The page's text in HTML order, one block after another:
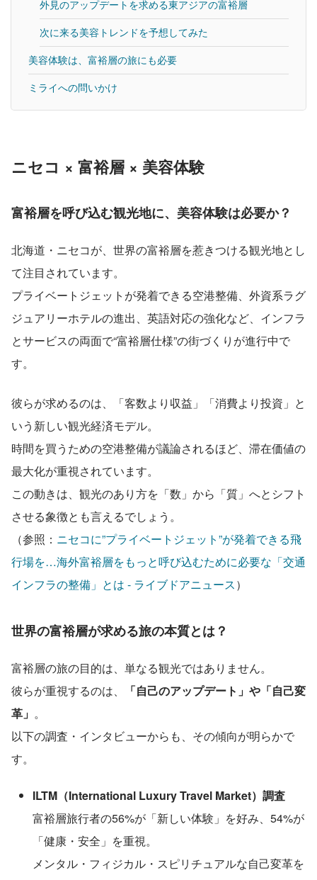
外見のアップデートを求める東アジアの富裕層
次に来る美容トレンドを予想してみた
美容体験は、富裕層の旅にも必要
ミライへの問いかけ
ニセコ × 富裕層 × 美容体験
富裕層を呼び込む観光地に、美容体験は必要か？
北海道・ニセコが、世界の富裕層を惹きつける観光地とし
て注目されています。
プライベートジェットが発着できる空港整備、外資系ラグ
ジュアリーホテルの進出、英語対応の強化など、インフラ
とサービスの両面で“富裕層仕様”の街づくりが進行中で
す。
彼らが求めるのは、「客数より収益」「消費より投資」と
いう新しい観光経済モデル。
時間を買うための空港整備が議論されるほど、滞在価値の
最大化が重視されています。
この動きは、観光のあり方を「数」から「質」へとシフト
させる象徴とも言えるでしょう。
（参照： ニセコに”プライベートジェット”が発着できる飛
行場を…海外富裕層をもっと呼び込むために必要な「交通
インフラの整備」とは - ライブドアニュース）
世界の富裕層が求める旅の本質とは？
富裕層の旅の目的は、単なる観光ではありません。
彼らが重視するのは、
「自己のアップデート」や「自己変
革」 。
以下の調査・インタビューからも、その傾向が明らかで
す。
ILTM（International Luxury Travel Market）調査
富裕層旅行者の56%が「新しい体験」を好み、54%が
「健康・安全」を重視。
メンタル・フィジカル・スピリチュアルな自己変革を